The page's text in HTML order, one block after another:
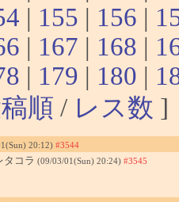
| 155 | 156 |
| 167 | 168 |
| 179 | 180 |
順 / レス数 ]
20:12) #3544
タコラ (09/03/01(Sun) 20:24) #3545